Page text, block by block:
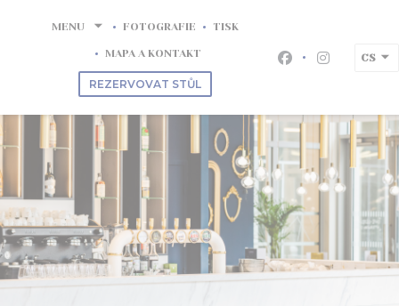
MENU FOTOGRAFIE TISK
MAPA A KONTAKT
REZERVOVAT STŮL
FacebookInstagram
CS